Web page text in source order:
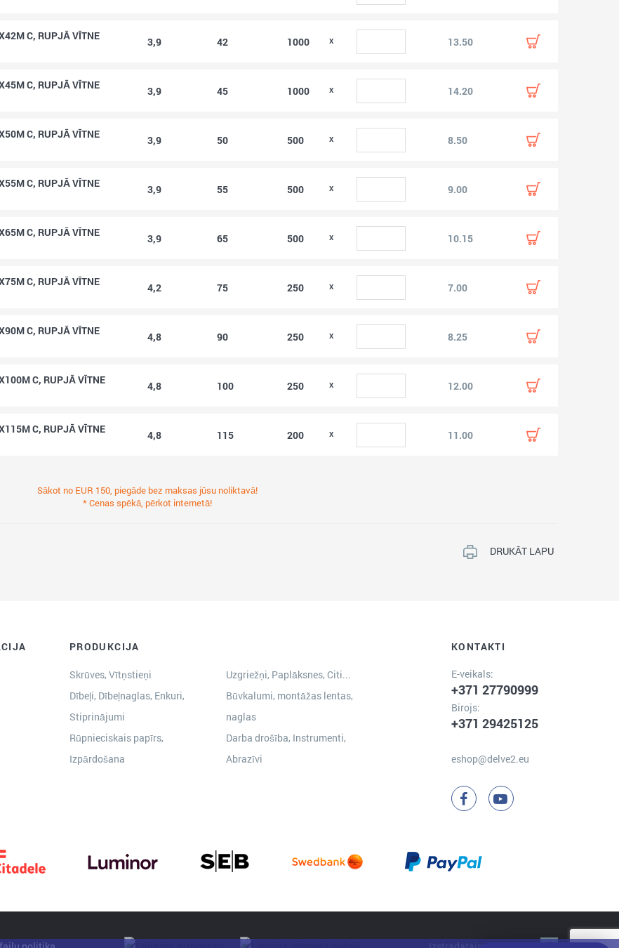
C, RUPJĀ VĪTNE
3,9 42 1000 13.50
C, RUPJĀ VĪTNE
3,9 45 1000 14.20
C, RUPJĀ VĪTNE
3,9 50 500 8.50
C, RUPJĀ VĪTNE
3,9 55 500 9.00
C, RUPJĀ VĪTNE
3,9 65 500 10.15
C, RUPJĀ VĪTNE
4,2 75 250 7.00
C, RUPJĀ VĪTNE
4,8 90 250 8.25
C, RUPJĀ VĪTNE
4,8 100 250 12.00
C, RUPJĀ VĪTNE
4,8 115 200 11.00
Sākot no EUR 150, piegāde bez maksas jūsu noliktavā!
* Cenas spēkā, pērkot internetā!
DRUKĀT LAPU
PRODUKCIJA
Skrūves, Vītņstieņi
Uzgriežņi, Paplāksnes, Citi...
Dībeļi, Dībeļnaglas, Enkuri,
Stiprinājumi
Būvkalumi, montāžas lentas,
naglas
Rūpnieciskais papīrs,
Izpārdošana
Darba drošība, Instrumenti,
Abrazīvi
KONTAKTI
E-veikals:
+371 27790999
Birojs:
+371 29425125
eshop@delve2.eu